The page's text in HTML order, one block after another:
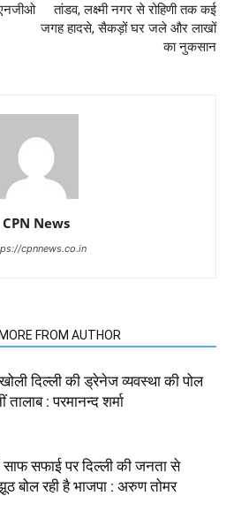
तांडव, लक्ष्मी नगर से रोहिणी तक कई
जगह हादसे, सैकड़ों घर जले और लाखों
का नुकसान
CPN News
cpnnews.co.in
MORE FROM AUTHOR
दिल्ली की ड्रेनेज व्यवस्था की पोल
: परमानन्द शर्मा
साफ सफाई पर दिल्ली की जनता से
बोल रही है भाजपा : अरुण तोमर